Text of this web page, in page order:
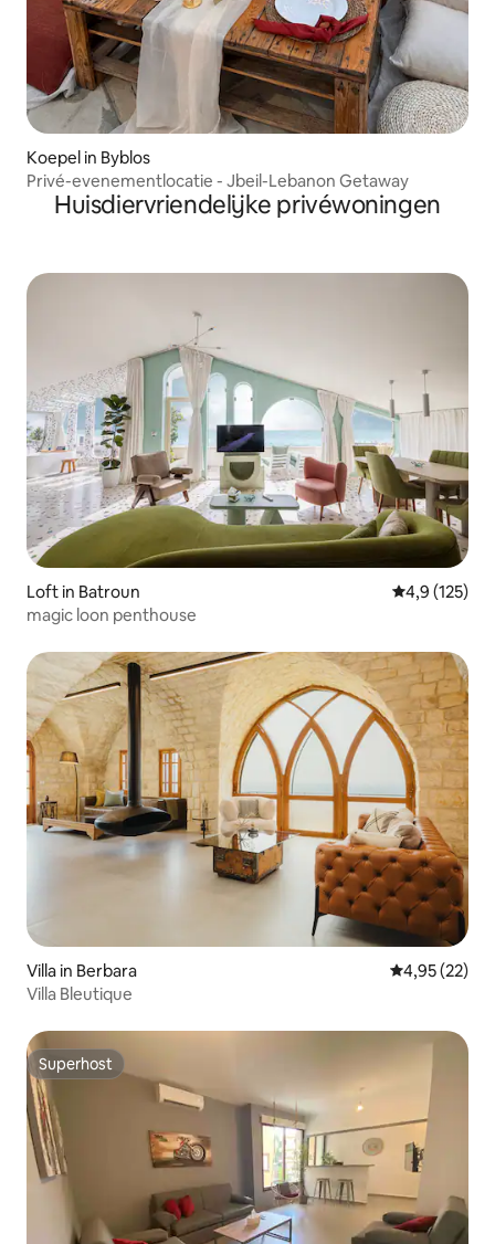
Koepel in Byblos
Privé-evenementlocatie - Jbeil-Lebanon Getaway
Huisdiervriendelijke privéwoningen
Loft in Batroun Gemiddelde
4,9 (125)
magic loon penthouse
Villa in Berbara Gemiddelde
4,95 (22)
Villa Bleutique
Superhost
Superhost